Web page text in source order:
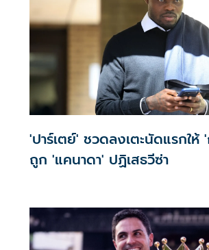
'ปาร์เตย์' ชวดลงเตะนัดแรกให้
ถูก 'แคนาดา' ปฏิเสธวีซ่า